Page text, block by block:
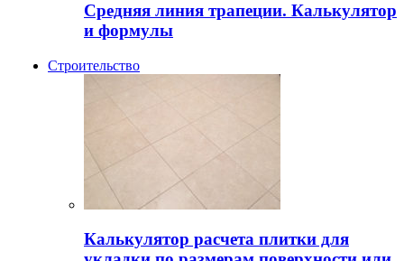
Средняя линия трапеции. Калькулятор
и формулы
Строительство
Калькулятор расчета плитки для